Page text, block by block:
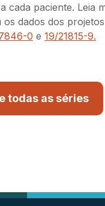
cada paciente. Leia
os dados dos
0 e 19/21815-9.
todas as séries